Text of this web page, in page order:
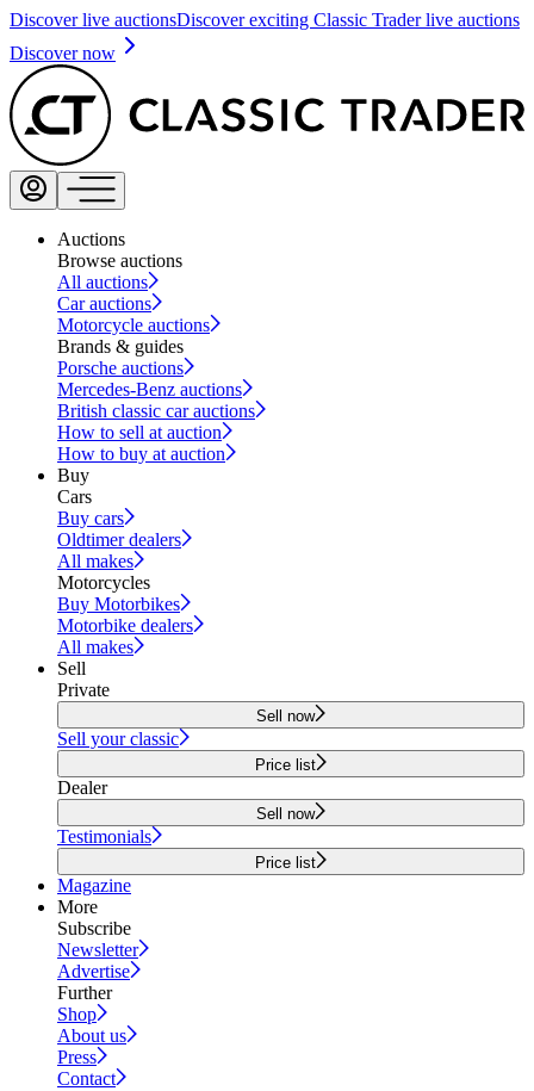
Discover live auctionsDiscover exciting Classic Trader live auctions
Discover now
Auctions
Browse auctions
All auctions
Car auctions
Motorcycle auctions
Brands & guides
Porsche auctions
Mercedes-Benz auctions
British classic car auctions
How to sell at auction
How to buy at auction
Buy
Cars
Buy cars
Oldtimer dealers
All makes
Motorcycles
Buy Motorbikes
Motorbike dealers
All makes
Sell
Private
Sell now
Sell your classic
Price list
Dealer
Sell now
Testimonials
Price list
Magazine
More
Subscribe
Newsletter
Advertise
Further
Shop
About us
Press
Contact